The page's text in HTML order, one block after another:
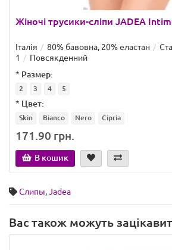
Жіночі трусики-сліпи JADEA
Італія 80% бавовна, 20% еластан
1
Повсякденний
* Размер:
2 3 4 5
* Цвет:
Skin Bianco Nero Cipria
171.90 грн.
В кошик
Слипы,Jadea
Вас також можуть